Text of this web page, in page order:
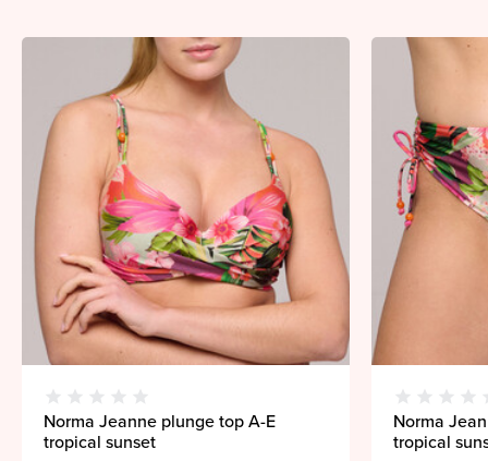
Norma Jeanne plunge top A-E
tropical sunset
Norma
tropical